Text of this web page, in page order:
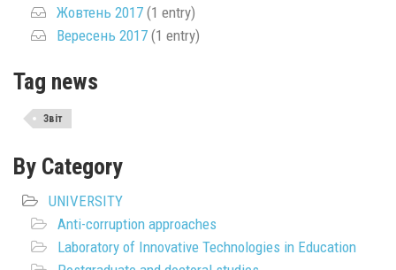
Жовтень 2017 (1 entry)
Вересень 2017 (1 entry)
Tag news
Звіт
By Category
UNIVERSITY
Anti-corruption approaches
Laboratory of Innovative Technologies in Education